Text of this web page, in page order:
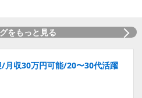
をもっと見る
月収30万円可能/20〜30代活躍